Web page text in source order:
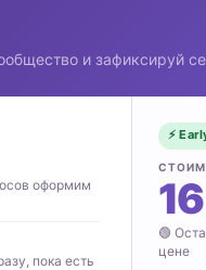
и зафиксируй
оформим
пока есть
⚡
🟢
цене